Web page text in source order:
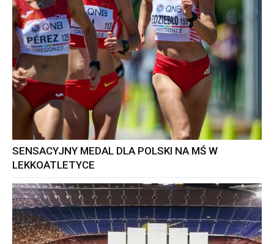
SENSACYJNY MEDAL DLA POLSKI NA MŚ W
LEKKOATLETYCE